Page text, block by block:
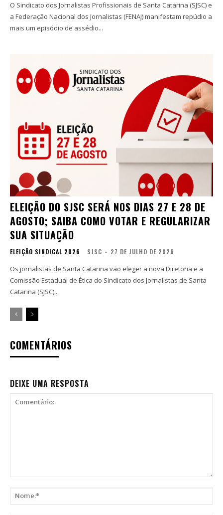
O Sindicato dos Jornalistas Profissionais de Santa Catarina (SJSC) e
a Federação Nacional dos Jornalistas (FENAJ) manifestam repúdio a
mais um episódio de assédio...
ELEIÇÃO DO SJSC SERÁ NOS DIAS 27 E 28 DE
AGOSTO; SAIBA COMO VOTAR E REGULARIZAR
SUA SITUAÇÃO
ELEIÇÃO SINDICAL 2026 SJSC - 27 DE JULHO DE 2026
Os jornalistas de Santa Catarina vão eleger a nova Diretoria e a
Comissão Estadual de Ética do Sindicato dos Jornalistas de Santa
Catarina (SJSC)...
COMENTÁRIOS
DEIXE UMA RESPOSTA